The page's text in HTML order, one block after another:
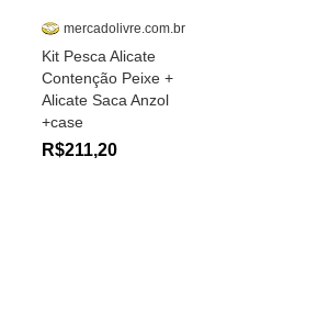
mercadolivre.com.br
Kit Pesca Alicate
Contenção Peixe +
Alicate Saca Anzol
+case
R$211,20